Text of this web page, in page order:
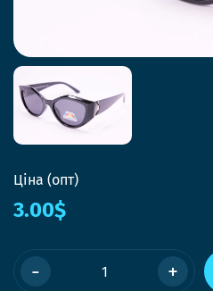
Ціна (опт)
3.00$
- +